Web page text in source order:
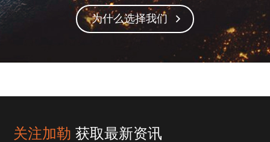
为什么选择我们
关注加勒 获取最新资讯